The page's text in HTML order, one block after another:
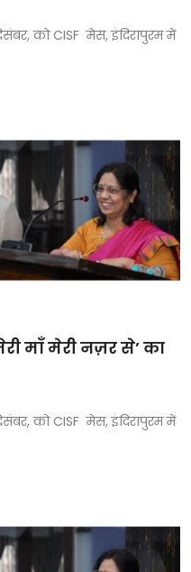
को CISF मेस, इंदिरापुरम में
माँ मेरी नज़र से’ का
को CISF मेस, इंदिरापुरम में